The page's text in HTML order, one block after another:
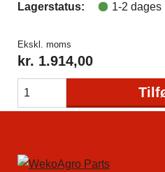
Lagerstatus:
1-2 dages
Ekskl. moms
kr. 1.914,00